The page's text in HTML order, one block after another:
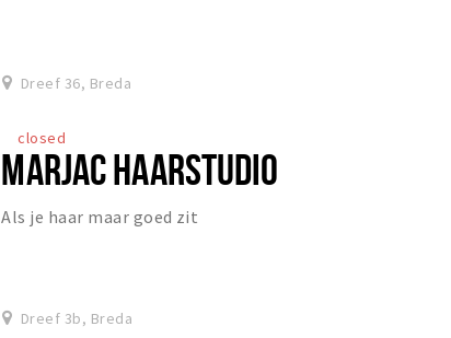
Dreef 36, Breda
closed
MARJAC HAARSTUDIO
Als je haar maar goed zit
Dreef 3b, Breda